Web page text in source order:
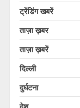
ट्रेंडिंग खबरें
ताज़ा ख़बर
ताज़ा ख़बरें
दिल्ली
दुर्घटना